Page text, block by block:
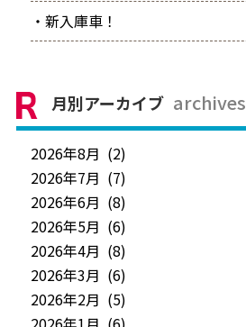
・新入庫車！
月別アーカイブ archives
2026年8月 (2)
2026年7月 (7)
2026年6月 (8)
2026年5月 (6)
2026年4月 (8)
2026年3月 (6)
2026年2月 (5)